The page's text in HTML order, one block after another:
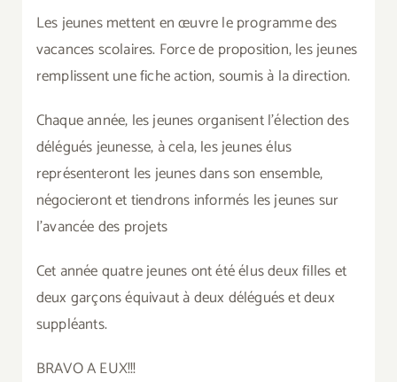
Les jeunes mettent en œuvre le programme des
vacances scolaires. Force de proposition, les jeunes
remplissent une fiche action, soumis à la direction.
Chaque année, les jeunes organisent l’élection des
délégués jeunesse, à cela, les jeunes élus
représenteront les jeunes dans son ensemble,
négocieront et tiendrons informés les jeunes sur
l’avancée des projets
Cet année quatre jeunes ont été élus deux filles et
deux garçons équivaut à deux délégués et deux
suppléants.
BRAVO A EUX!!!